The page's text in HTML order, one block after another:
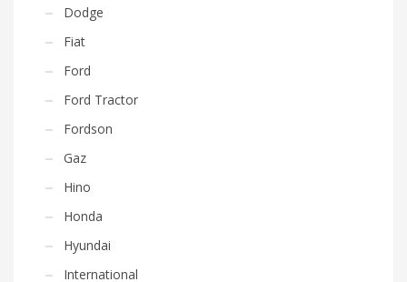
Dodge
Fiat
Ford
Ford Tractor
Fordson
Gaz
Hino
Honda
Hyundai
International